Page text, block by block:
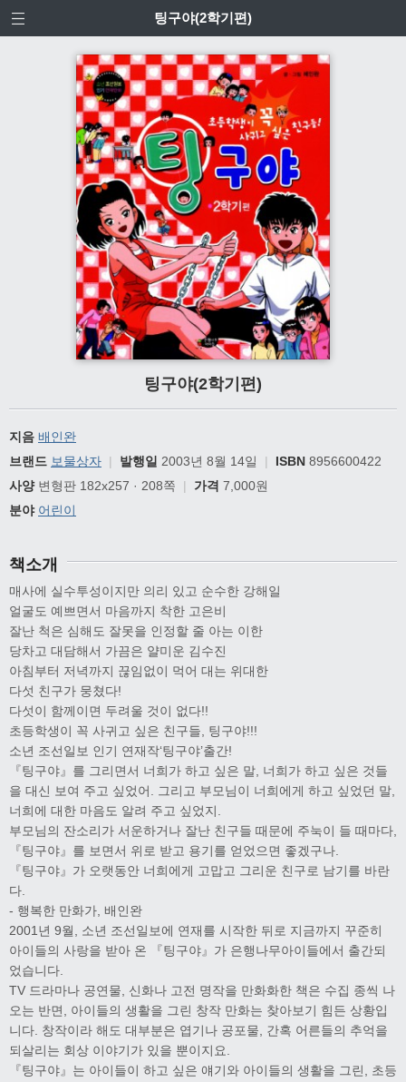
팅구야(2학기편)
팅구야(2학기편)
지음 배인완
브랜드 보물상자 | 발행일 2003년 8월 14일 | ISBN 8956600422
사양변형판 182x257 · 208쪽 | 가격 7,000원
분야 어린이
책소개
매사에 실수투성이지만 의리 있고 순수한 강해일
얼굴도 예쁘면서 마음까지 착한 고은비
잘난 척은 심해도 잘못을 인정할 줄 아는 이한
당차고 대담해서 가끔은 얄미운 김수진
아침부터 저녁까지 끊임없이 먹어 대는 위대한
다섯 친구가 뭉쳤다!
다섯이 함께이면 두려울 것이 없다!!
초등학생이 꼭 사귀고 싶은 친구들, 팅구야!!!
소년 조선일보 인기 연재작‘팅구야’출간!
『팅구야』를 그리면서 너희가 하고 싶은 말, 너희가 하고 싶은 것들
을 대신 보여 주고 싶었어. 그리고 부모님이 너희에게 하고 싶었던 말,
너희에 대한 마음도 알려 주고 싶었지.
부모님의 잔소리가 서운하거나 잘난 친구들 때문에 주눅이 들 때마다,
『팅구야』를 보면서 위로 받고 용기를 얻었으면 좋겠구나.
『팅구야』가 오랫동안 너희에게 고맙고 그리운 친구로 남기를 바란
다.
- 행복한 만화가, 배인완
2001년 9월, 소년 조선일보에 연재를 시작한 뒤로 지금까지 꾸준히
아이들의 사랑을 받아 온 『팅구야』가 은행나무아이들에서 출간되
었습니다.
TV 드라마나 공연물, 신화나 고전 명작을 만화화한 책은 수집 종씩 나
오는 반면, 아이들의 생활을 그린 창작 만화는 찾아보기 힘든 상황입
니다. 창작이라 해도 대부분은 엽기나 공포물, 간혹 어른들의 추억을
되살리는 회상 이야기가 있을 뿐이지요.
『팅구야』는 아이들이 하고 싶은 얘기와 아이들의 생활을 그린, 초등